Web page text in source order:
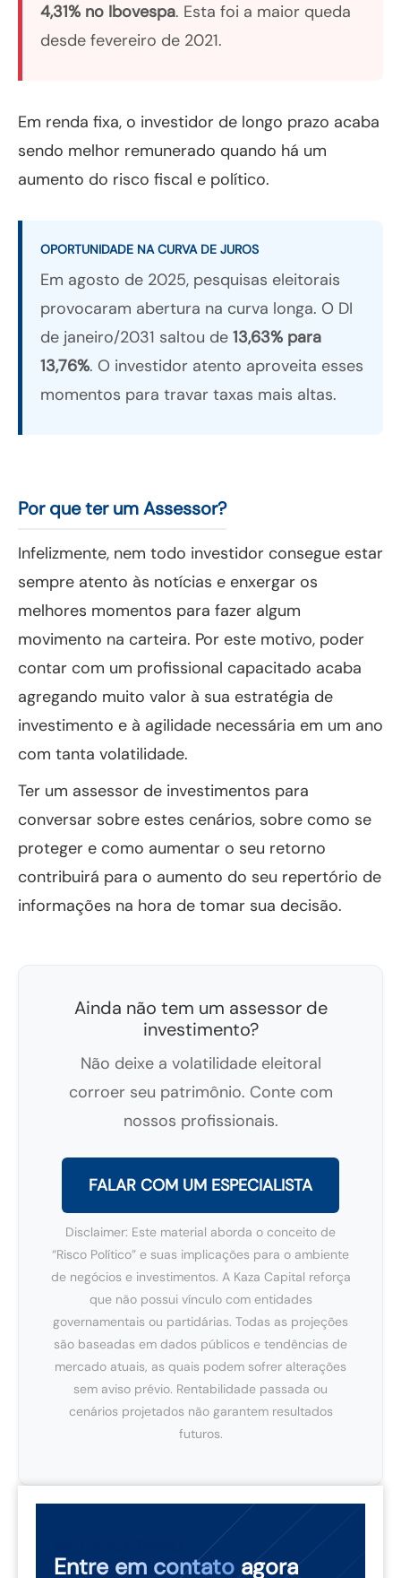
4,31% no Ibovespa. Esta foi a maior queda
desde fevereiro de 2021.
Em renda fixa, o investidor de longo prazo acaba
sendo melhor remunerado quando há um
aumento do risco fiscal e político.
OPORTUNIDADE NA CURVA DE JUROS
Em agosto de 2025, pesquisas eleitorais
provocaram abertura na curva longa. O DI
de janeiro/2031 saltou de 13,63% para
13,76%. O investidor atento aproveita esses
momentos para travar taxas mais altas.
Por que ter um Assessor?
Infelizmente, nem todo investidor consegue estar
sempre atento às notícias e enxergar os
melhores momentos para fazer algum
movimento na carteira. Por este motivo, poder
contar com um profissional capacitado acaba
agregando muito valor à sua estratégia de
investimento e à agilidade necessária em um ano
com tanta volatilidade.
Ter um assessor de investimentos para
conversar sobre estes cenários, sobre como se
proteger e como aumentar o seu retorno
contribuirá para o aumento do seu repertório de
informações na hora de tomar sua decisão.
Ainda não tem um assessor de
investimento?
Não deixe a volatilidade eleitoral
corroer seu patrimônio. Conte com
nossos profissionais.
FALAR COM UM ESPECIALISTA
Disclaimer: Este material aborda o conceito de
“Risco Político” e suas implicações para o ambiente
de negócios e investimentos. A Kaza Capital reforça
que não possui vínculo com entidades
governamentais ou partidárias. Todas as projeções
são baseadas em dados públicos e tendências de
mercado atuais, as quais podem sofrer alterações
sem aviso prévio. Rentabilidade passada ou
cenários projetados não garantem resultados
futuros.
Entre em contato agora